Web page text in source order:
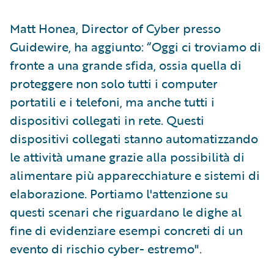
Matt Honea, Director of Cyber presso
Guidewire, ha aggiunto: “Oggi ci troviamo di
fronte a una grande sfida, ossia quella di
proteggere non solo tutti i computer
portatili e i telefoni, ma anche tutti i
dispositivi collegati in rete. Questi
dispositivi collegati stanno automatizzando
le attività umane grazie alla possibilità di
alimentare più apparecchiature e sistemi di
elaborazione. Portiamo l'attenzione su
questi scenari che riguardano le dighe al
fine di evidenziare esempi concreti di un
evento di rischio cyber- estremo".